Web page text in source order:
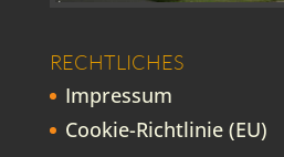
RECHTLICHES
Impressum
Cookie-Richtlinie (EU)